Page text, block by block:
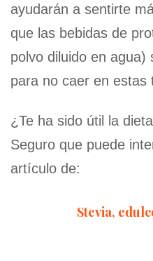
ayudarán a sentirte
que las bebidas de
polvo diluido en agua)
para no caer en estas
¿Te ha sido útil la
Seguro que puede
artículo de:
Stevia,